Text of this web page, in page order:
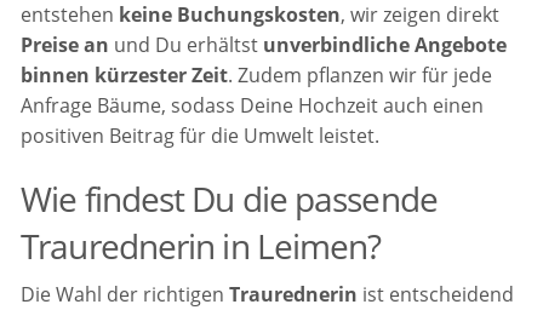
entstehen keine Buchungskosten, wir zeigen direkt
Preise an und Du erhältst unverbindliche Angebote
binnen kürzester Zeit. Zudem pflanzen wir für jede
Anfrage Bäume, sodass Deine Hochzeit auch einen
positiven Beitrag für die Umwelt leistet.
Wie findest Du die passende
Traurednerin in Leimen?
Die Wahl der richtigenTraurednerin ist entscheidend